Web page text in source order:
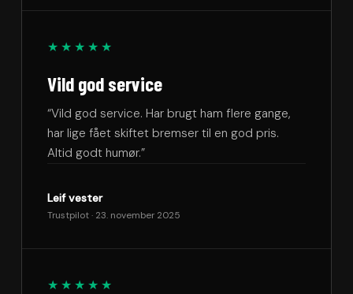
★★★★★
Vild god service
“Vild god service. Har brugt ham flere gange,
har lige fået skiftet bremser til en god pris.
Altid godt humør.”
Leif vester
Trustpilot · 23. november 2025
★★★★★